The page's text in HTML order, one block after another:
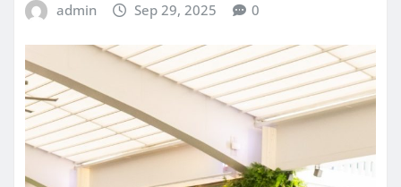
admin Sep 29, 2025 0